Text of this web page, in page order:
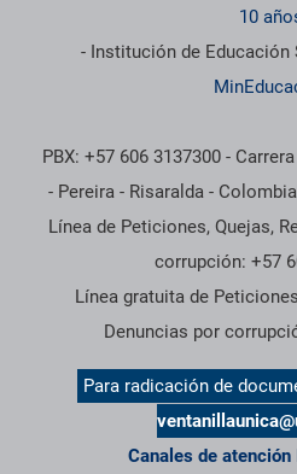
10
- Institución de Educación
PBX: +57 606 3137300 -
- Pereira - Risaralda -
Línea de Peticiones, Quejas,
corrupción: +57
Línea gratuita de
Denuncias por
Para radicación de
Canales de